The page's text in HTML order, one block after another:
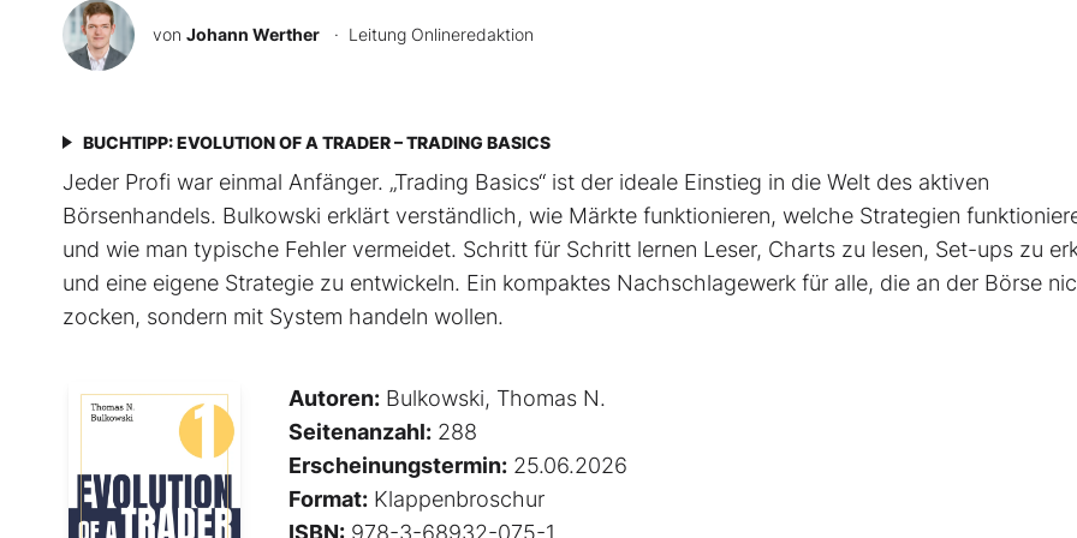
von Johann Werther · Leitung Onlineredaktion
BUCHTIPP: EVOLUTION OF A TRADER – TRADING BASICS
Jeder Profi war einmal Anfänger. „Trading Basics“ ist der ideale Einstieg in die Welt des aktiven
Börsenhandels. Bulkowski erklärt verständlich, wie Märkte funktionieren, welche Strategien
und wie man typische Fehler vermeidet. Schritt für Schritt lernen Leser, Charts zu lesen, Set-ups zu
und eine eigene Strategie zu entwickeln. Ein kompaktes Nachschlagewerk für alle, die an der Börse
zocken, sondern mit System handeln wollen.
Autoren: Bulkowski, Thomas N.
Seitenanzahl: 288
Erscheinungstermin: 25.06.2026
Format: Klappenbroschur